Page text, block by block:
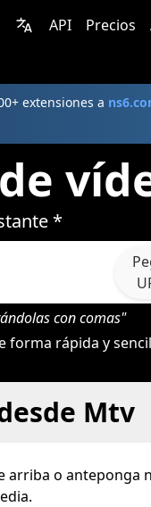
API Precios
extensiones a
*
con comas"
forma rápida y
Mtv
arriba o anteponga